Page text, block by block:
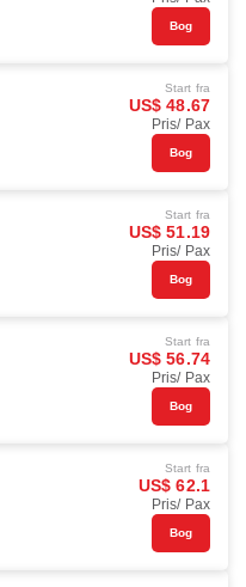
Bog
Start fra
US$ 48.67
Pris/ Pax
Bog
Start fra
US$ 51.19
Pris/ Pax
Bog
Start fra
US$ 56.74
Pris/ Pax
Bog
Start fra
US$ 62.1
Pris/ Pax
Bog